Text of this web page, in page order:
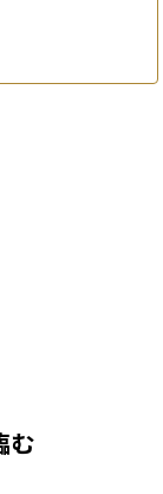
む